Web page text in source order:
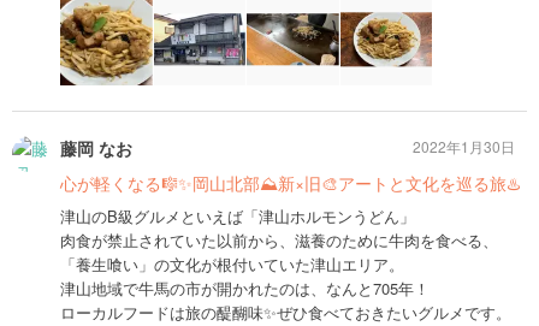
藤岡 なお
心が軽くなる🎼✨岡山北部⛰新×旧🎨アートと文化を巡る旅♨️
津山のB級グルメといえば「津山ホルモンうどん」
肉食が禁止されていた以前から、滋養のために牛肉を食べる、
「養生喰い」の文化が根付いていた津山エリア。
津山地域で牛馬の市が開かれたのは、なんと705年！
ローカルフードは旅の醍醐味✨ぜひ食べておきたいグルメです。
2022年1月30日